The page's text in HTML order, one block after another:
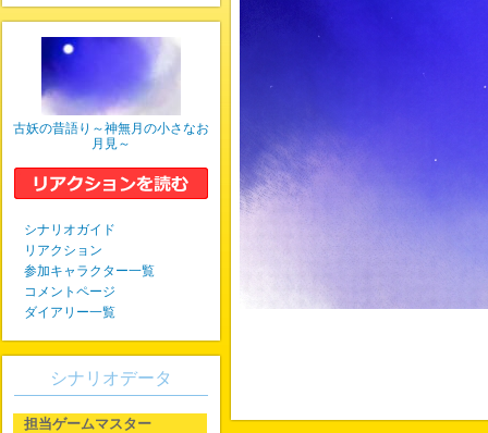
古妖の昔語り～神無月の小さなお
月見～
シナリオガイド
リアクション
参加キャラクター一覧
コメントページ
ダイアリー一覧
シナリオデータ
担当ゲームマスター